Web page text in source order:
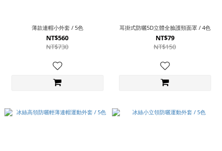
薄款連帽小外套 / 5色
NT$560
NT$730
耳掛式防曬5D立體全臉護頸面罩 / 4色
NT$79
NT$150